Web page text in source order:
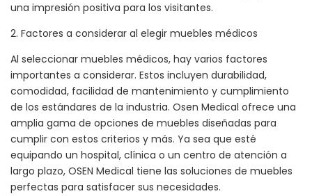
una impresión positiva para los visitantes.
2. Factores a considerar al elegir muebles médicos
Al seleccionar muebles médicos, hay varios factores
importantes a considerar. Estos incluyen durabilidad,
comodidad, facilidad de mantenimiento y cumplimiento
de los estándares de la industria. Osen Medical ofrece una
amplia gama de opciones de muebles diseñadas para
cumplir con estos criterios y más. Ya sea que esté
equipando un hospital, clínica o un centro de atención a
largo plazo, OSEN Medical tiene las soluciones de muebles
perfectas para satisfacer sus necesidades.